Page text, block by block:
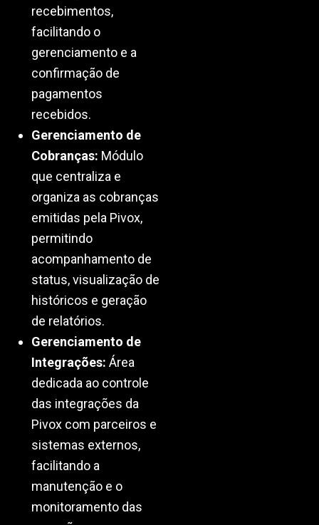
recebimentos,
facilitando o
gerenciamento e a
confirmação de
pagamentos
recebidos.
Gerenciamento de
Cobranças: Módulo
que centraliza e
organiza as cobranças
emitidas pela Pivox,
permitindo
acompanhamento de
status, visualização de
históricos e geração
de relatórios.
Gerenciamento de
Integrações: Área
dedicada ao controle
das integrações da
Pivox com parceiros e
sistemas externos,
facilitando a
manutenção e o
monitoramento das